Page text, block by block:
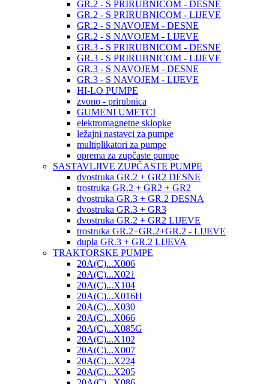
GR.2 - S PRIRUBNICOM - DESNE
GR.2 - S PRIRUBNICOM - LIJEVE
GR.2 - S NAVOJEM - DESNE
GR.2 - S NAVOJEM - LIJEVE
GR.3 - S PRIRUBNICOM - DESNE
GR.3 - S PRIRUBNICOM - LIJEVE
GR.3 - S NAVOJEM - DESNE
GR.3 - S NAVOJEM - LIJEVE
HI-LO PUMPE
zvono - prirubnica
GUMENI UMETCI
elektromagnetne sklopke
ležajni nastavci za pumpe
multiplikatori za pumpe
oprema za zupčaste pumpe
SASTAVLJIVE ZUPČASTE PUMPE
dvostruka GR.2 + GR2 DESNE
trostruka GR.2 + GR2 + GR2
dvostruka GR.3 + GR.2 DESNA
dvostruka GR.3 + GR3
dvostruka GR.2 + GR2 LIJEVE
trostruka GR.2+GR.2+GR.2 - LIJEVE
dupla GR.3 + GR.2 LIJEVA
TRAKTORSKE PUMPE
20A(C)...X006
20A(C)...X021
20A(C)...X104
20A(C)...X016H
20A(C)...X030
20A(C)...X066
20A(C)...X085G
20A(C)...X102
20A(C)...X007
20A(C)...X224
20A(C)...X205